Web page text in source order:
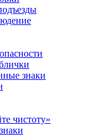
знаки
чистоту»